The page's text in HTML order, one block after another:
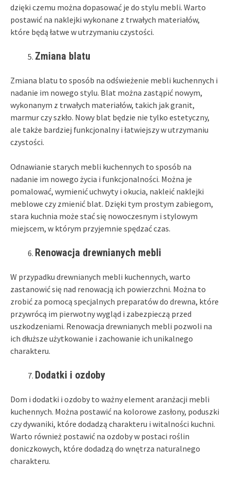
dzięki czemu można dopasować je do stylu mebli. Warto
postawić na naklejki wykonane z trwałych materiałów,
które będą łatwe w utrzymaniu czystości.
Zmiana blatu
Zmiana blatu to sposób na odświeżenie mebli kuchennych i
nadanie im nowego stylu. Blat można zastąpić nowym,
wykonanym z trwałych materiałów, takich jak granit,
marmur czy szkło. Nowy blat będzie nie tylko estetyczny,
ale także bardziej funkcjonalny i łatwiejszy w utrzymaniu
czystości.
Odnawianie starych mebli kuchennych to sposób na
nadanie im nowego życia i funkcjonalności. Można je
pomalować, wymienić uchwyty i okucia, nakleić naklejki
meblowe czy zmienić blat. Dzięki tym prostym zabiegom,
stara kuchnia może stać się nowoczesnym i stylowym
miejscem, w którym przyjemnie spędzać czas.
Renowacja drewnianych mebli
W przypadku drewnianych mebli kuchennych, warto
zastanowić się nad renowacją ich powierzchni. Można to
zrobić za pomocą specjalnych preparatów do drewna, które
przywrócą im pierwotny wygląd i zabezpieczą przed
uszkodzeniami. Renowacja drewnianych mebli pozwoli na
ich dłuższe użytkowanie i zachowanie ich unikalnego
charakteru.
Dodatki i ozdoby
Dom i dodatki i ozdoby to ważny element aranżacji mebli
kuchennych. Można postawić na kolorowe zasłony, poduszki
czy dywaniki, które dodadzą charakteru i witalności kuchni.
Warto również postawić na ozdoby w postaci roślin
doniczkowych, które dodadzą do wnętrza naturalnego
charakteru.